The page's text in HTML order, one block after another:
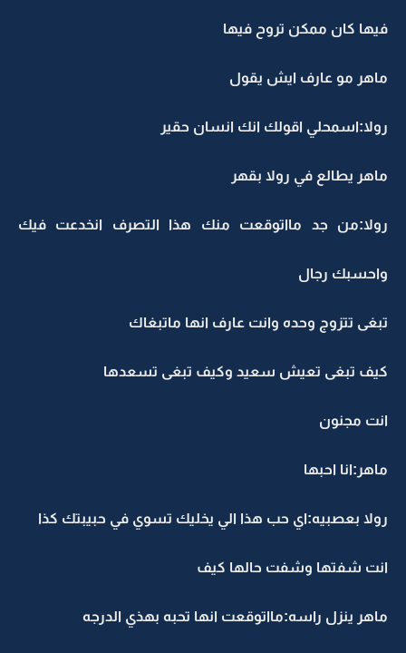
فيها كان ممكن تروح فيها
ماهر مو عارف ايش يقول
رولا:اسمحلي اقولك انك انسان حقير
ماهر يطالع في رولا بقهر
رولا:من جد مااتوقعت منك هذا التصرف انخدعت فيك
واحسبك رجال
تبغى تتزوج وحده وانت عارف انها ماتبغاك
كيف تبغى تعيش سعيد وكيف تبغى تسعدها
انت مجنون
ماهر:انا احبها
رولا بعصبيه:اي حب هذا الي يخليك تسوي في حبيبتك كذا
انت شفتها وشفت حالها كيف
ماهر ينزل راسه:مااتوقعت انها تحبه بهذي الدرجه